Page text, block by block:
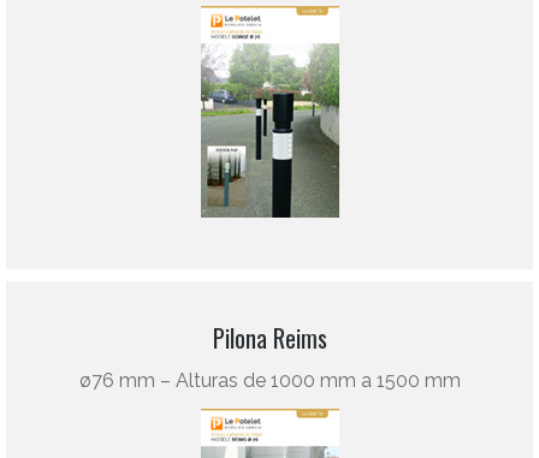
Pilona Reims
ø76 mm – Alturas de 1000 mm a 1500 mm